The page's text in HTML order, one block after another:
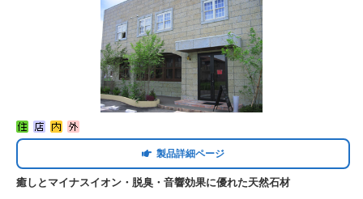
製品詳細ページ
癒しとマイナスイオン・脱臭・音響効果に優れた天然石材